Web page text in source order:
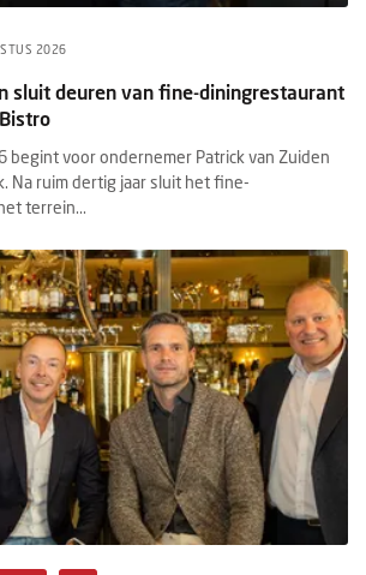
2026
sluit deuren van fine-diningrestaurant
begint voor ondernemer Patrick van Zuiden
Na ruim dertig jaar sluit het fine-
terrein...